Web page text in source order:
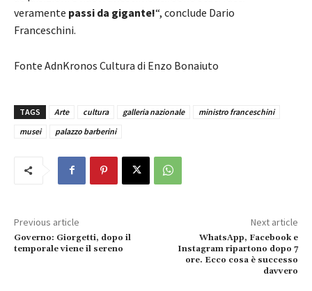
veramente passi da gigante!“, conclude Dario
Franceschini.
Fonte AdnKronos Cultura di Enzo Bonaiuto
TAGS Arte cultura galleria nazionale
ministro franceschini
musei
palazzo barberini
Previous article
Governo: Giorgetti, dopo il
temporale viene il sereno
Next article
WhatsApp, Facebook e
Instagram ripartono dopo 7
ore. Ecco cosa è successo
davvero